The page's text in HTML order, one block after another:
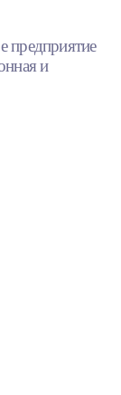
предприятие
и